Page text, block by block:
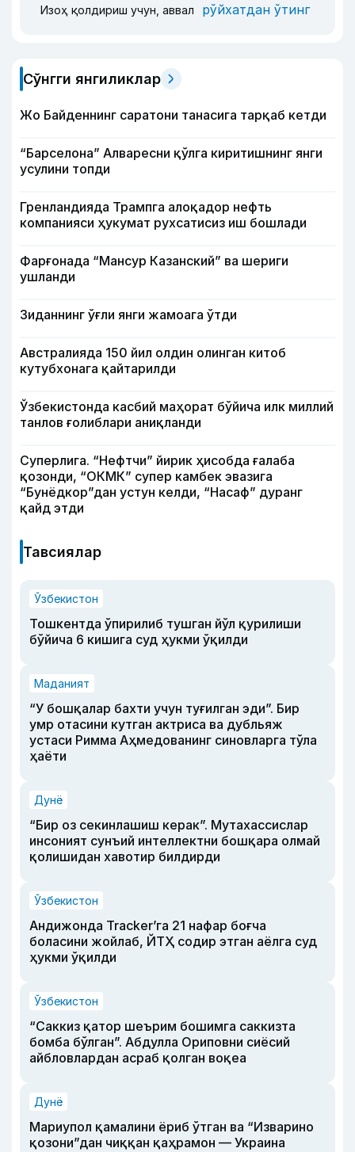
Изоҳ қолдириш учун, аввал рўйхатдан ўтинг
Сўнгги янгиликлар
Жо Байденнинг саратони танасига тарқаб кетди
“Барселона” Алваресни қўлга киритишнинг янги
усулини топди
Гренландияда Трампга алоқадор нефть
компанияси ҳукумат рухсатисиз иш бошлади
Фарғонада “Мансур Казанский” ва шериги
ушланди
Зиданнинг ўғли янги жамоага ўтди
Австралияда 150 йил олдин олинган китоб
кутубхонага қайтарилди
Ўзбекистонда касбий маҳорат бўйича илк миллий
танлов ғолиблари аниқланди
Суперлига. “Нефтчи” йирик ҳисобда ғалаба
қозонди, “ОКМК” супер камбек эвазига
“Бунёдкор”дан устун келди, “Насаф” дуранг
қайд этди
Тавсиялар
Ўзбекистон
Тошкентда ўпирилиб тушган йўл қурилиши
бўйича 6 кишига суд ҳукми ўқилди
Маданият
“У бошқалар бахти учун туғилган эди”. Бир
умр отасини кутган актриса ва дубльяж
устаси Римма Аҳмедованинг синовларга тўла
ҳаёти
Дунё
“Бир оз секинлашиш керак”. Мутахассислар
инсоният сунъий интеллектни бошқара олмай
қолишидан хавотир билдирди
Ўзбекистон
Андижонда Tracker’га 21 нафар боғча
боласини жойлаб, ЙТҲ содир этган аёлга суд
ҳукми ўқилди
Ўзбекистон
“Саккиз қатор шеърим бошимга саккизта
бомба бўлган”. Абдулла Ориповни сиёсий
айбловлардан асраб қолган воқеа
Дунё
Мариупол қамалини ёриб ўтган ва “Изварино
қозони”дан чиққан қаҳрамон — Украина